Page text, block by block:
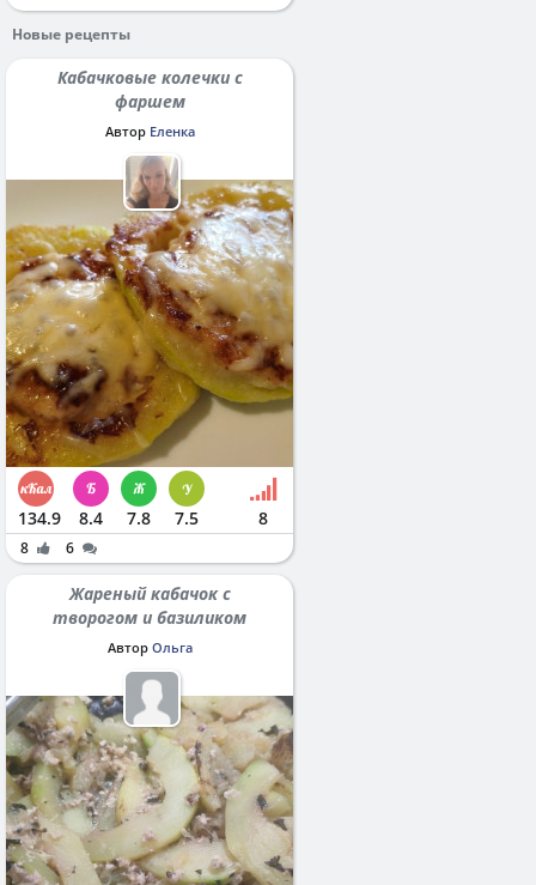
Новые рецепты
Кабачковые колечки с
фаршем
Автор Еленка
134.9 8.4 7.8 7.5 8
8 6
Жареный кабачок с
творогом и базиликом
Автор Ольга